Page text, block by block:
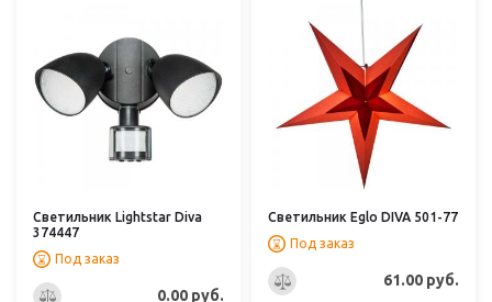
Светильник Lightstar Diva
374447
Под заказ
0.00 руб.
Светильник Eglo DIVA 501-77
Под заказ
61.00 руб.